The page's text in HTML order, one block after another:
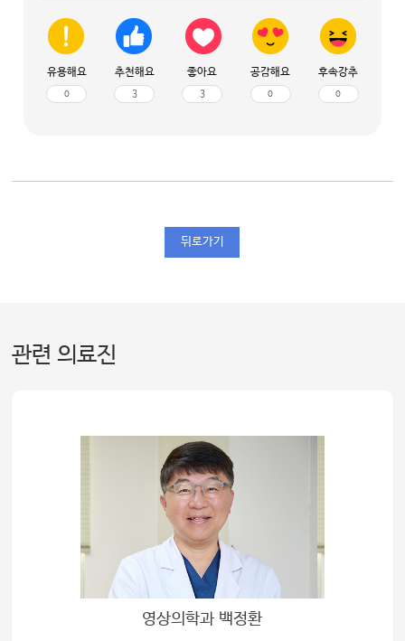
유용해요
0
추천해요
3
좋아요
3
공감해요
0
후속강추
0
뒤로가기
관련 의료진
영상의학과 백정환